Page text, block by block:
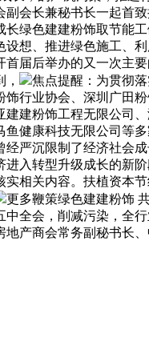
会长兼秘书长一起首
绿色建建粉饰取节能
想、推进绿色施工、
届后举办的又一次主
焦点提醒：为贯彻
行业协会、深圳广田
建粉饰工程无限公司
健康科技无限公司等
严沉限制了经济社会
入转型升级成长的新
相关内容。扶植资本
更多鞭策绿色建建粉饰
全会，削减污染，全
产商会常务副秘书长